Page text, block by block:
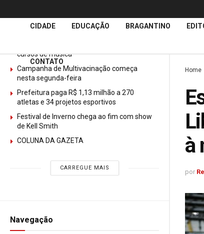
ÚltimasNotícias
cursos de música
Campanha de Multivacinação começa
nesta segunda-feira
Prefeitura paga R$ 1,13 milhão a 270
atletas e 34 projetos esportivos
Festival de Inverno chega ao fim com show
de Kell Smith
COLUNA DA GAZETA
CARREGUE MAIS
Navegação
CIDADE EDUCAÇÃO BRAGANTINO
CONTATO
Home
à
por